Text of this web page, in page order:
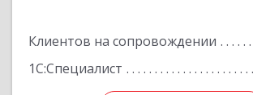
Клиентов на сопровождении
1С:Специалист